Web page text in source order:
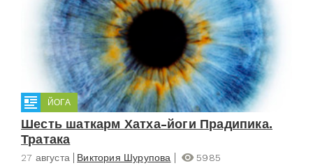
ЙОГА
Шесть шаткарм Хатха-йоги Прадипика.
Тратака
27 августа Виктория Шурупова
5985